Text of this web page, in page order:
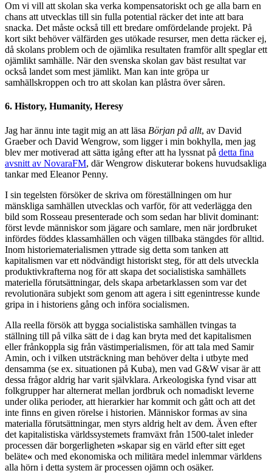
Om vi vill att skolan ska verka kompensatoriskt och ge alla barn en
chans att utvecklas till sin fulla potential räcker det inte att bara
snacka. Det måste också till ett bredare omfördelande projekt. På
kort sikt behöver välfärden ges utökade resurser, men detta räcker ej,
då skolans problem och de ojämlika resultaten framför allt speglar ett
ojämlikt samhälle. När den svenska skolan gav bäst resultat var
också landet som mest jämlikt. Man kan inte gröpa ur
samhällskroppen och tro att skolan kan plåstra över såren.
6. History, Humanity, Heresy
Jag har ännu inte tagit mig an att läsa Början på allt, av David
Graeber och David Wengrow, som ligger i min bokhylla, men jag
blev mer motiverad att sätta igång efter att ha lyssnat på detta fina
avsnitt av NovaraFM, där Wengrow diskuterar bokens huvudsakliga
tankar med Eleanor Penny.
I sin tegelsten försöker de skriva om föreställningen om hur
mänskliga samhällen utvecklas och varför, för att vederlägga den
bild som Rosseau presenterade och som sedan har blivit dominant:
först levde människor som jägare och samlare, men när jordbruket
infördes föddes klassamhällen och vägen tillbaka stängdes för alltid.
Inom historiematerialismen yttrade sig detta som tanken att
kapitalismen var ett nödvändigt historiskt steg, för att dels utveckla
produktivkrafterna nog för att skapa det socialistiska samhällets
materiella förutsättningar, dels skapa arbetarklassen som var det
revolutionära subjekt som genom att agera i sitt egenintresse kunde
gripa in i historiens gång och införa socialismen.
Alla reella försök att bygga socialistiska samhällen tvingas ta
ställning till på vilka sätt de i dag kan bryta med det kapitalismen
eller frånkoppla sig från västimperialismen, för att tala med Samir
Amin, och i vilken utsträckning man behöver delta i utbyte med
densamma (se ex. situationen på Kuba), men vad G&W visar är att
dessa frågor aldrig har varit självklara. Arkeologiska fynd visar att
folkgrupper har alternerat mellan jordbruk och nomadiskt leverne
under olika perioder, att hierarkier har kommit och gått och att det
inte finns en given rörelse i historien. Människor formas av sina
materialla förutsättningar, men styrs aldrig helt av dem. Även efter
det kapitalistiska världssystemets framväxt från 1500-talet inleder
processen där borgerligheten »skapar sig en värld efter sitt eget
beläte« och med ekonomiska och militära medel inlemmar världens
alla hörn i detta system är processen ojämn och osäker.